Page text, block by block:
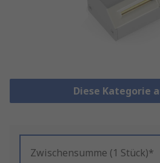
Diese Kategorie
Zwischensumme (1 Stück)*